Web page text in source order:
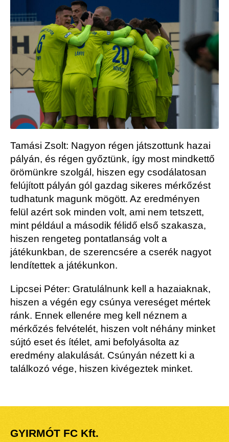
Tamási Zsolt: Nagyon régen játszottunk hazai
pályán, és régen győztünk, így most mindkettő
örömünkre szolgál, hiszen egy csodálatosan
felújított pályán gól gazdag sikeres mérkőzést
tudhatunk magunk mögött. Az eredményen
felül azért sok minden volt, ami nem tetszett,
mint például a második félidő első szakasza,
hiszen rengeteg pontatlanság volt a
játékunkban, de szerencsére a cserék nagyot
lendítettek a játékunkon.
Lipcsei Péter: Gratulálnunk kell a hazaiaknak,
hiszen a végén egy csúnya vereséget mértek
ránk. Ennek ellenére meg kell néznem a
mérkőzés felvételét, hiszen volt néhány minket
sújtó eset és ítélet, ami befolyásolta az
eredmény alakulását. Csúnyán nézett ki a
találkozó vége, hiszen kivégeztek minket.
GYIRMÓT FC Kft.